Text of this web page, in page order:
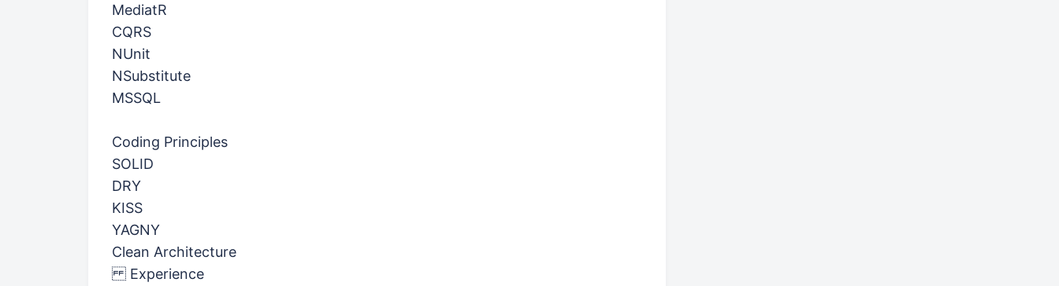
MediatR
CQRS
NUnit
NSubstitute
MSSQL
Coding Principles
SOLID
DRY
KISS
YAGNY
Clean Architecture
Experience